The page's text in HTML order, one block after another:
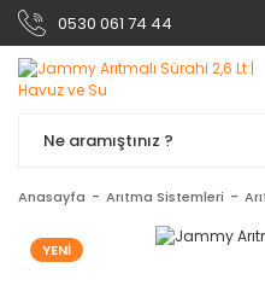
0530 061 74 44
Anasayfa Arıtma Sistemleri
YENİ